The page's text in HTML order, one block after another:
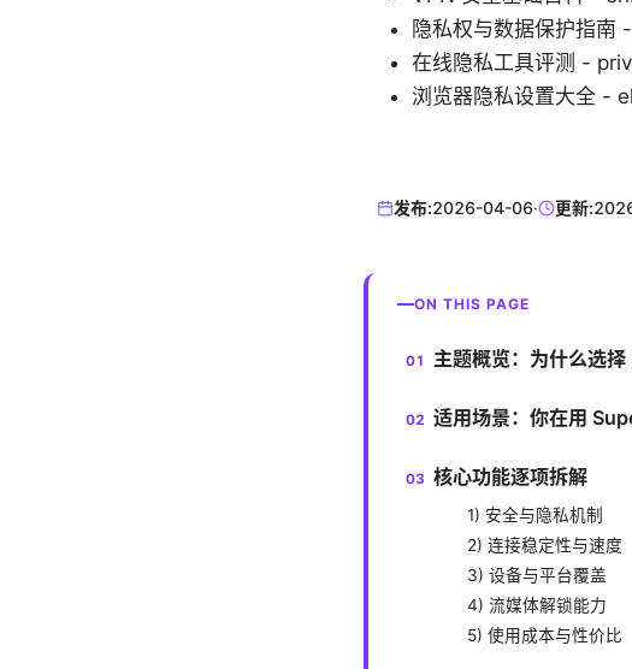
隐私权与数据保护指南
在线隐私工具评测 -
浏览器隐私设置大全 -
发布:2026-04-06· 更新:
ON THIS PAGE
主题概览：为什么选
适用场景：你在用
核心功能逐项拆解
1) 安全与隐私机制
2) 连接稳定性与速度
3) 设备与平台覆盖
4) 流媒体解锁能力
5) 使用成本与性价比